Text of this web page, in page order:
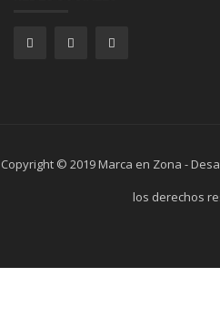
Copyright © 2019 Marca en Zona -
los derechos